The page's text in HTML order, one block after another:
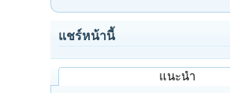
แชร์หน้านี้
แนะนำ